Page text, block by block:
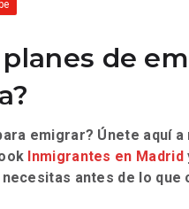
de
emigrar? Únete aquí a
Inmigrantes en Madrid
antes de lo que